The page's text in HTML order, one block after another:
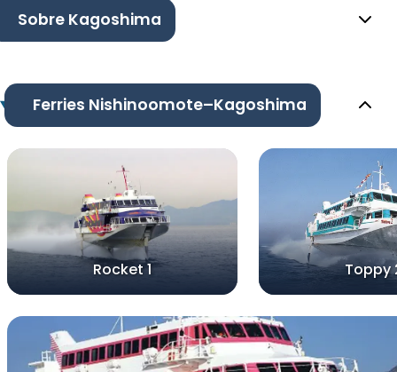
Sobre Kagoshima
Ferries Nishinoomote–Kagoshima
Rocket 1 Toppy